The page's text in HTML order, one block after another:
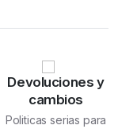
Devoluciones y
cambios
Politicas serias para